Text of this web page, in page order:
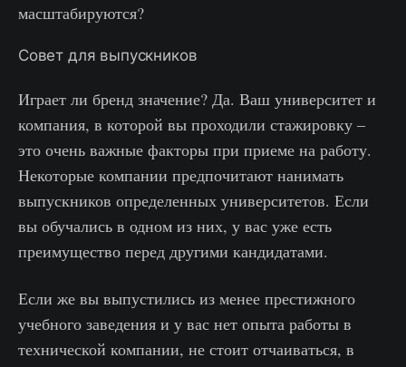
масштабируются?
Совет для выпускников
Играет ли бренд значение? Да. Ваш университет и
компания, в которой вы проходили стажировку –
это очень важные факторы при приеме на работу.
Некоторые компании предпочитают нанимать
выпускников определенных университетов. Если
вы обучались в одном из них, у вас уже есть
преимущество перед другими кандидатами.
Если же вы выпустились из менее престижного
учебного заведения и у вас нет опыта работы в
технической компании, не стоит отчаиваться, в